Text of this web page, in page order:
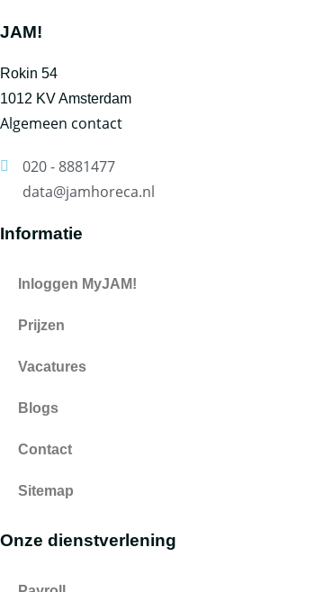
JAM!
Rokin 54
1012 KV Amsterdam
Algemeen contact
020 - 8881477
data@jamhoreca.nl
Informatie
Inloggen MyJAM!
Prijzen
Vacatures
Blogs
Contact
Sitemap
Onze dienstverlening